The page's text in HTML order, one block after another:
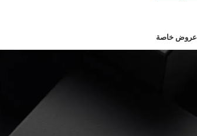
عروض خاصة
المدونة
iPhone Air: ثورة في التصميم فائق النحافة والأداء الفائق